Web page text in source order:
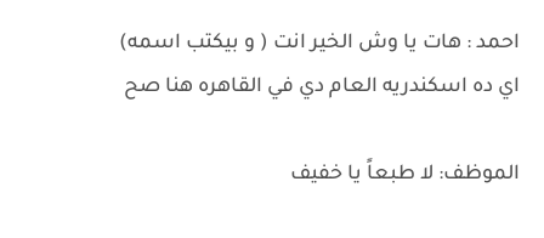
احمد : هات يا وش الخير انت ( و بيكتب اسمه)
اي ده اسكندريه العام دي في القاهره هنا صح
الموظف: لا طبعاً يا خفيف